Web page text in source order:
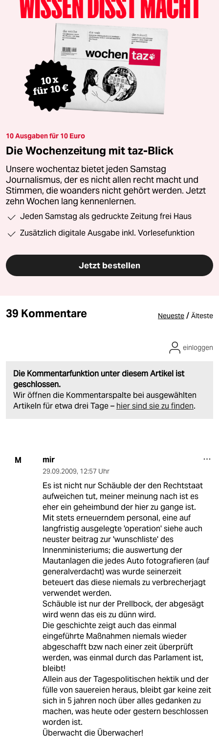
10 Ausgaben für 10 Euro
Die Wochenzeitung mit taz-Blick
Unsere wochentaz bietet jeden Samstag
Journalismus, der es nicht allen recht macht und
Stimmen, die woanders nicht gehört werden. Jetzt
zehn Wochen lang kennenlernen.
Jeden Samstag als gedruckte Zeitung frei Haus
Zusätzlich digitale Ausgabe inkl. Vorlesefunktion
Jetzt bestellen
39 Kommentare Neueste / Älteste
Die Kommentarfunktion unter diesem Artikel ist
geschlossen.
Wir öffnen die Kommentarspalte bei ausgewählten
Artikeln für etwa drei Tage – hier sind sie zu finden.
einloggen
M mir
29.09.2009, 12:57 Uhr
Es ist nicht nur Schäuble der den Rechtstaat
aufweichen tut, meiner meinung nach ist es
eher ein geheimbund der hier zu gange ist.
Mit stets erneuerndem personal, eine auf
langfristig ausgelegte 'operation' siehe auch
neuster beitrag zur 'wunschliste' des
Innenministeriums; die auswertung der
Mautanlagen die jedes Auto fotografieren (auf
generalverdacht) was wurde seinerzeit
beteuert das diese niemals zu verbrecherjagt
verwendet werden.
Schäuble ist nur der Prellbock, der abgesägt
wird wenn das eis zu dünn wird.
Die geschichte zeigt auch das einmal
eingeführte Maßnahmen niemals wieder
abgeschafft bzw nach einer zeit überprüft
werden, was einmal durch das Parlament ist,
bleibt!
Allein aus der Tagespolitischen hektik und der
fülle von sauereien heraus, bleibt gar keine zeit
sich in 5 jahren noch über alles gedanken zu
machen, was heute oder gestern beschlossen
worden ist.
Überwacht die Überwacher!